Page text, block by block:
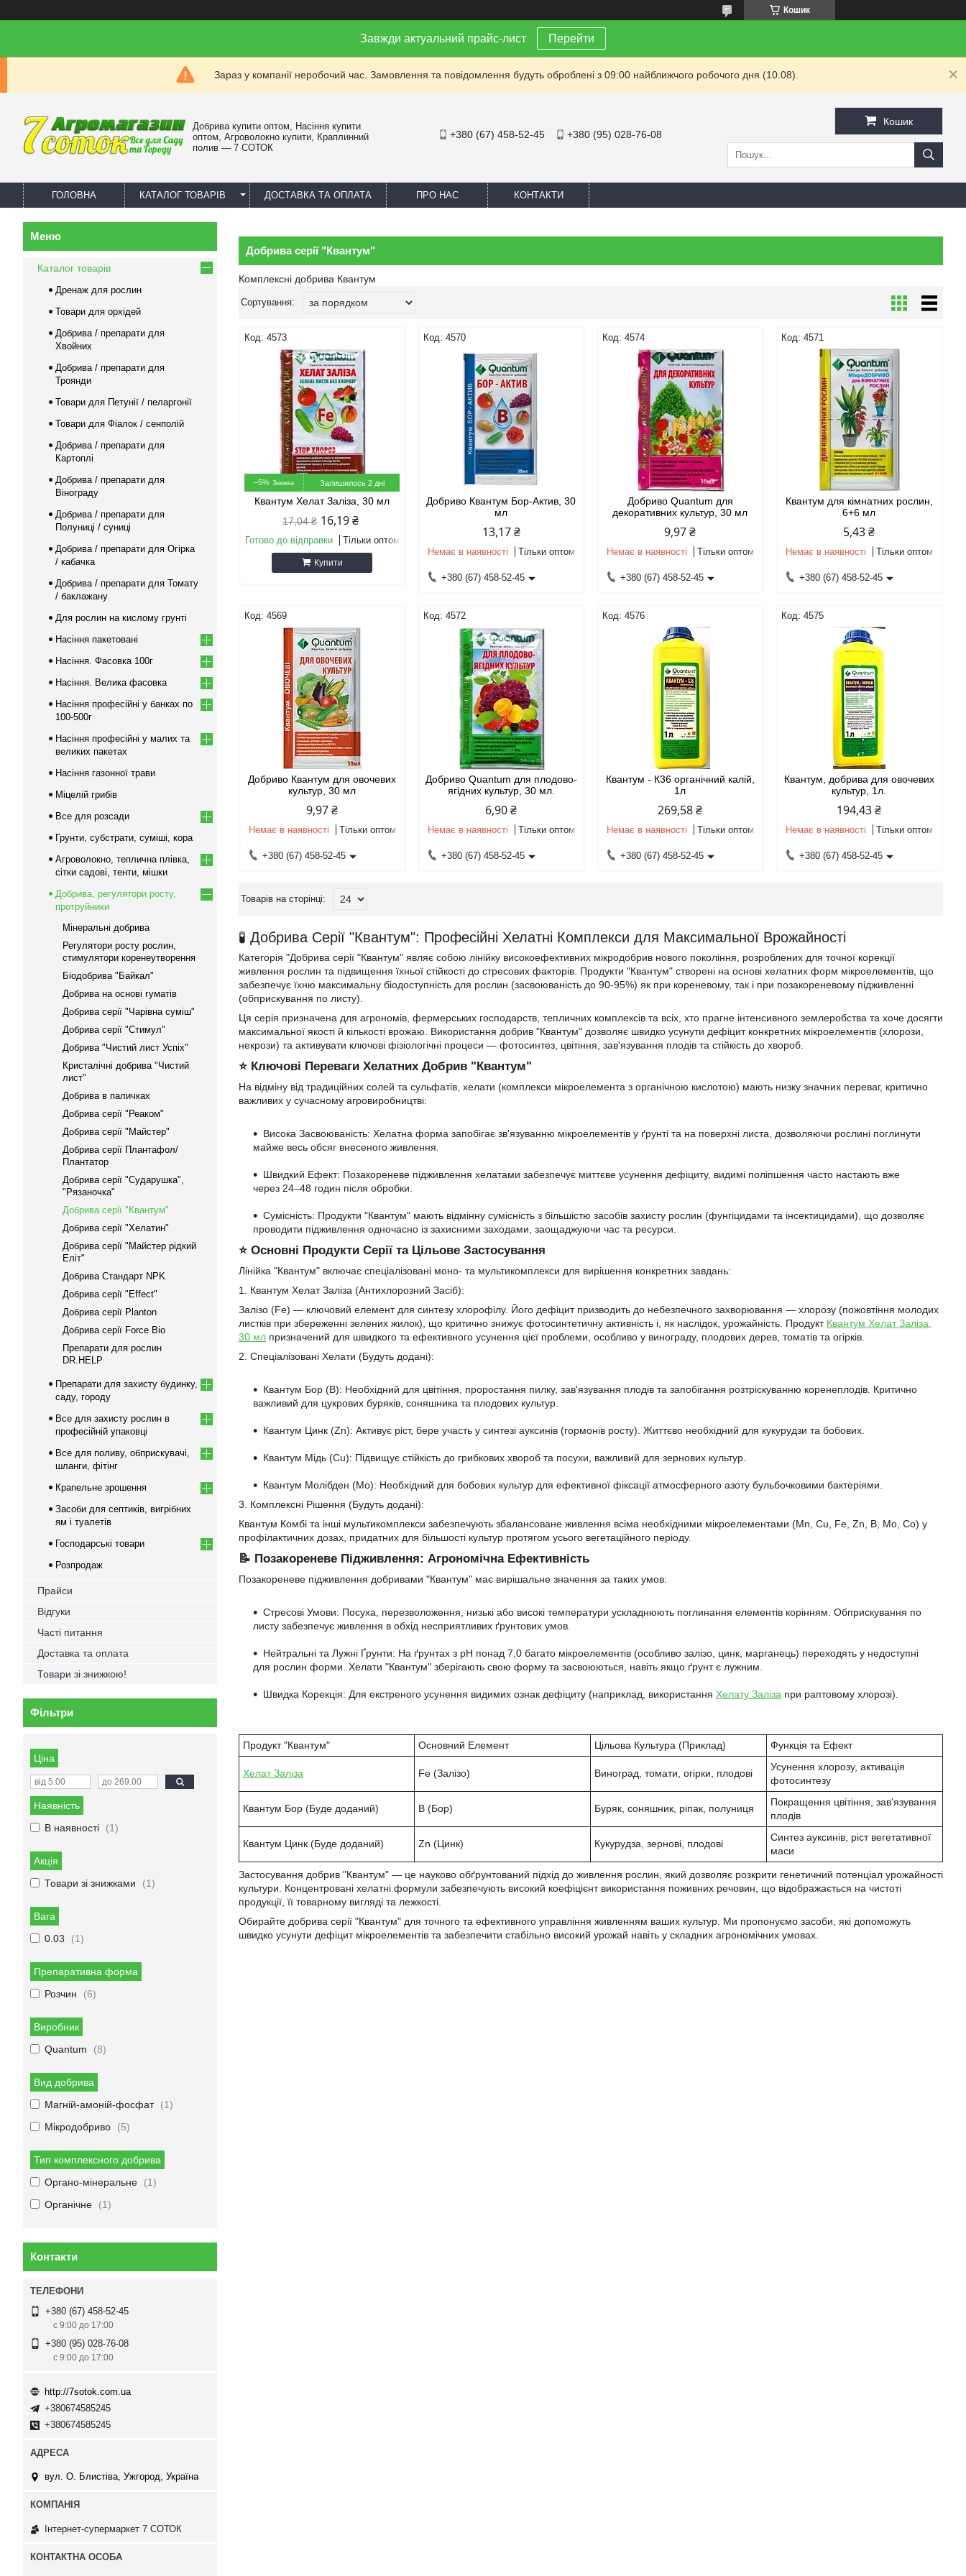
Кошик
Завжди актуальний прайс-лист Перейти
Зараз у компанії неробочий час. Замовлення та повідомлення будуть оброблені з 09:00 найближчого робочого дня (10.08).
Добрива купити оптом, Насіння купити
оптом, Агроволокно купити, Краплинний
полив — 7 СОТОК
+380 (67) 458-52-45 +380 (95) 028-76-08
Кошик
ГОЛОВНА КАТАЛОГ ТОВАРІВ ДОСТАВКА ТА ОПЛАТА ПРО НАС КОНТАКТИ
Добрива серії "Квантум"
Комплексні добрива Квантум
4573
–5% Залишилось 2 дні
Квантум Хелат Заліза, 30 мл
17,04 ₴ 16,19 ₴
Готово до відправки Тільки оптом
Купити
4570
Добриво Квантум Бор-Актив, 30
мл
13,17 ₴
Немає в наявності Тільки оптом
+380 (67) 458-52-45
4574
Добриво Quantum для
декоративних культур, 30 мл
9,97 ₴
Немає в наявності Тільки оптом
+380 (67) 458-52-45
4571
Квантум для кімнатних рослин,
6+6 мл
5,43 ₴
Немає в наявності Тільки оптом
+380 (67) 458-52-45
4569
Добриво Квантум для овочевих
культур, 30 мл
9,97 ₴
Немає в наявності Тільки оптом
+380 (67) 458-52-45
4572
Добриво Quantum для плодово-
ягідних культур, 30 мл.
6,90 ₴
Немає в наявності Тільки оптом
+380 (67) 458-52-45
4576
Квантум - К36 органічний калій,
1л
269,58 ₴
Немає в наявності Тільки оптом
+380 (67) 458-52-45
4575
Квантум, добрива для овочевих
культур, 1л.
194,43 ₴
Немає в наявності Тільки оптом
+380 (67) 458-52-45
🧪 Добрива Серії "Квантум": Професійні Хелатні Комплекси для Максимальної Врожайності
Категорія "Добрива серії "Квантум" являє собою лінійку високоефективних мікродобрив нового покоління, розроблених для точної корекції
живлення рослин та підвищення їхньої стійкості до стресових факторів. Продукти "Квантум" створені на основі хелатних форм мікроелементів, що
забезпечує їхню максимальну біодоступність для рослин (засвоюваність до 90-95%) як при кореневому, так і при позакореневому підживленні
(обприскування по листу).
Ця серія призначена для агрономів, фермерських господарств, тепличних комплексів та всіх, хто прагне інтенсивного землеробства та хоче досягти
максимальної якості й кількості врожаю. Використання добрив "Квантум" дозволяє швидко усунути дефіцит конкретних мікроелементів (хлорози,
некрози) та активувати ключові фізіологічні процеси — фотосинтез, цвітіння, зав'язування плодів та стійкість до хвороб.
⭐ Ключові Переваги Хелатних Добрив "Квантум"
На відміну від традиційних солей та сульфатів, хелати (комплекси мікроелемента з органічною кислотою) мають низку значних переваг, критично
важливих у сучасному агровиробництві:
Висока Засвоюваність: Хелатна форма запобігає зв'язуванню мікроелементів у ґрунті та на поверхні листа, дозволяючи рослині поглинути
майже весь обсяг внесеного живлення.
Швидкий Ефект: Позакореневе підживлення хелатами забезпечує миттєве усунення дефіциту, видимі поліпшення часто настають вже
через 24–48 годин після обробки.
Сумісність: Продукти "Квантум" мають відмінну сумісність з більшістю засобів захисту рослин (фунгіцидами та інсектицидами), що дозволяє
проводити підживлення одночасно із захисними заходами, заощаджуючи час та ресурси.
⭐ Основні Продукти Серії та Цільове Застосування
Лінійка "Квантум" включає спеціалізовані моно- та мультикомплекси для вирішення конкретних завдань:
1. Квантум Хелат Заліза (Антихлорозний Засіб):
Залізо (Fe) — ключовий елемент для синтезу хлорофілу. Його дефіцит призводить до небезпечного захворювання — хлорозу (пожовтіння молодих
листків при збереженні зелених жилок), що критично знижує фотосинтетичну активність і, як наслідок, урожайність. Продукт Квантум Хелат Заліза,
30 мл призначений для швидкого та ефективного усунення цієї проблеми, особливо у винограду, плодових дерев, томатів та огірків.
2. Спеціалізовані Хелати (Будуть додані):
Квантум Бор (B): Необхідний для цвітіння, проростання пилку, зав'язування плодів та запобігання розтріскуванню коренеплодів. Критично
важливий для цукрових буряків, соняшника та плодових культур.
Квантум Цинк (Zn): Активує ріст, бере участь у синтезі ауксинів (гормонів росту). Життєво необхідний для кукурудзи та бобових.
Квантум Мідь (Cu): Підвищує стійкість до грибкових хвороб та посухи, важливий для зернових культур.
Квантум Молібден (Mo): Необхідний для бобових культур для ефективної фіксації атмосферного азоту бульбочковими бактеріями.
3. Комплексні Рішення (Будуть додані):
Квантум Комбі та інші мультикомплекси забезпечують збалансоване живлення всіма необхідними мікроелементами (Mn, Cu, Fe, Zn, B, Mo, Co) у
профілактичних дозах, придатних для більшості культур протягом усього вегетаційного періоду.
📝 Позакореневе Підживлення: Агрономічна Ефективність
Позакореневе підживлення добривами "Квантум" має вирішальне значення за таких умов:
Стресові Умови: Посуха, перезволоження, низькі або високі температури ускладнюють поглинання елементів корінням. Обприскування по
листу забезпечує живлення в обхід несприятливих ґрунтових умов.
Нейтральні та Лужні Ґрунти: На ґрунтах з pH понад 7,0 багато мікроелементів (особливо залізо, цинк, марганець) переходять у недоступні
для рослин форми. Хелати "Квантум" зберігають свою форму та засвоюються, навіть якщо ґрунт є лужним.
Швидка Корекція: Для екстреного усунення видимих ознак дефіциту (наприклад, використання Хелату Заліза при раптовому хлорозі).
Продукт "Квантум" Основний Елемент Цільова Культура (Приклад) Функція та Ефект
Хелат Заліза Fe (Залізо) Виноград, томати, огірки, плодові
Усунення хлорозу, активація
фотосинтезу
Квантум Бор (Буде доданий) B (Бор) Буряк, соняшник, ріпак, полуниця
Покращення цвітіння, зав'язування
плодів
Квантум Цинк (Буде доданий) Zn (Цинк) Кукурудза, зернові, плодові
Синтез ауксинів, ріст вегетативної
маси
Застосування добрив "Квантум" — це науково обґрунтований підхід до живлення рослин, який дозволяє розкрити генетичний потенціал урожайності
культури. Концентровані хелатні формули забезпечують високий коефіцієнт використання поживних речовин, що відображається на чистоті
продукції, її товарному вигляді та лежкості.
Обирайте добрива серії "Квантум" для точного та ефективного управління живленням ваших культур. Ми пропонуємо засоби, які допоможуть
швидко усунути дефіцит мікроелементів та забезпечити стабільно високий урожай навіть у складних агрономічних умовах.
Каталог товарів
Дренаж для рослин
Товари для орхідей
Добрива / препарати для
Хвойних
Добрива / препарати для
Троянди
Товари для Петунії / пеларгонії
Товари для Фіалок / сенполій
Добрива / препарати для
Картоплі
Добрива / препарати для
Вінограду
Добрива / препарати для
Полуниці / суниці
Добрива / препарати для Огірка
/ кабачка
Добрива / препарати для Томату
/ баклажану
Для рослин на кислому грунті
Насіння пакетовані
Насіння. Фасовка 100г
Насіння. Велика фасовка
Насіння професійні у банках по
100-500г
Насіння професійні у малих та
великих пакетах
Насіння газонної трави
Міцелій грибів
Все для розсади
Грунти, субстрати, суміші, кора
Агроволокно, теплична плівка,
сітки садові, тенти, мішки
Добрива, регулятори росту,
протруйники
Мінеральні добрива
Регулятори росту рослин,
стимулятори коренеутворення
Біодобрива "Байкал"
Добрива на основі гуматів
Добрива серії "Чарівна суміш"
Добрива серії "Стимул"
Добрива "Чистий лист Успіх"
Кристалічні добрива "Чистий
лист"
Добрива в паличках
Добрива серії "Реаком"
Добрива серії "Майстер"
Добрива серії Плантафол/
Плантатор
Добрива серії "Сударушка",
"Рязаночка"
Добрива серії "Квантум"
Добрива серії "Хелатин"
Добрива серії "Майстер рідкий
Еліт"
Добрива Стандарт NPK
Добрива серії "Effect"
Добрива серії Planton
Добрива серії Force Bio
Препарати для рослин
DR.HELP
Препарати для захисту будинку,
саду, городу
Все для захисту рослин в
професійній упаковці
Все для поливу, обприскувачі,
шланги, фітінг
Крапельне зрошення
Засоби для септиків, вигрібних
ям і туалетів
Господарські товари
Розпродаж
Прайси
Відгуки
Часті питання
Доставка та оплата
Товари зі знижкою!
Фільтри
Ціна
Наявність
В наявності
1
Акція
Товари зі знижками
1
Вага
0.03
1
Препаративна форма
Розчин
6
Виробник
Quantum
8
Вид добрива
Магній-амоній-фосфат
1
Мікродобриво
5
Тип комплексного добрива
Органо-мінеральне
1
Органічне
1
Контакти
+380 (67) 458-52-45
с 9:00 до 17:00
+380 (95) 028-76-08
с 9:00 до 17:00
http://7sotok.com.ua
+380674585245
+380674585245
вул. О. Блистіва, Ужгород, Україна
Інтернет-супермаркет 7 СОТОК